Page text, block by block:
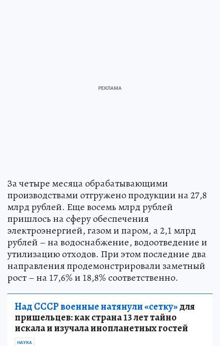
За четыре месяца обрабатывающими
производствами отгружено продукции на 27,8
млрд рублей. Еще восемь млрд рублей
пришлось на сферу обеспечения
электроэнергией, газом и паром, а 2,1 млрд
рублей – на водоснабжение, водоотведение и
утилизацию отходов. При этом последние два
направления продемонстрировали заметный
рост – на 17,6% и 18,8% соответственно.
Над СССР военные натянули «сетку»для
пришельцев: как страна 13 лет тайно
искала и изучала инопланетных гостей
НАУКА